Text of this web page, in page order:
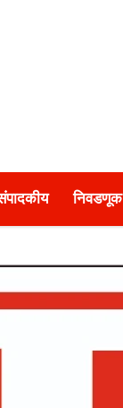
निवडणूक